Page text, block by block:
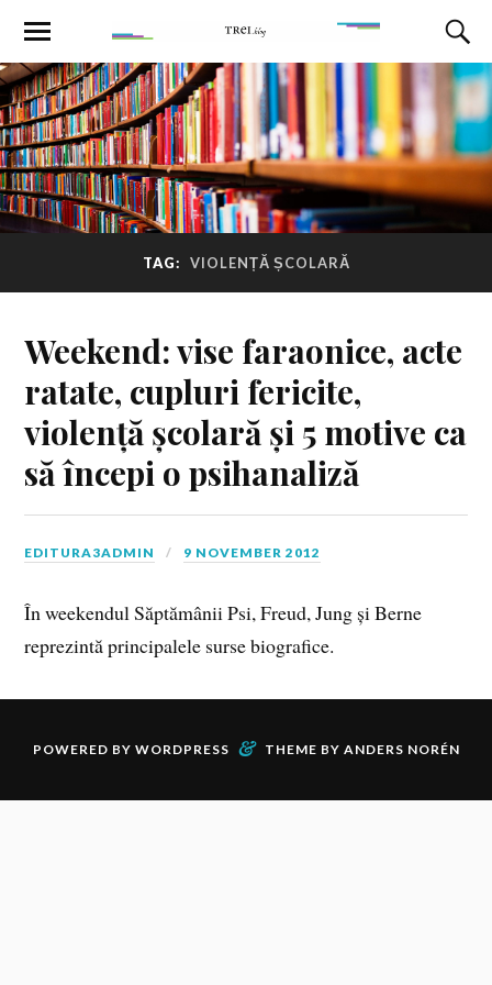
TAG: VIOLENȚĂ ȘCOLARĂ
Weekend: vise faraonice, acte
ratate, cupluri fericite,
violență școlară și 5 motive ca
să începi o psihanaliză
EDITURA3ADMIN 9 NOVEMBER 2012
În weekendul Săptămânii Psi, Freud, Jung și Berne
reprezintă principalele surse biografice.
POWERED BY WORDPRESS & THEME BY ANDERS NORÉN